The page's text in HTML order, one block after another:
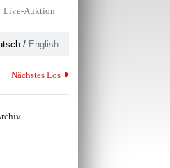
Live-Auktion
/ English
Nächstes Los